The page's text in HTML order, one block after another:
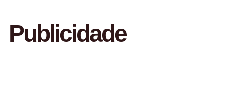
Publicidade